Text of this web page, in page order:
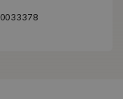
0033378